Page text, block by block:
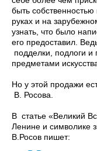
быть собственностью
руках и на
узнать, что было
его предоставил.
подделки, подлоги
предметами
Но у этой продажи
В. Росова.
В статье «Великий
Ленине и символике
В.Росов пишет: